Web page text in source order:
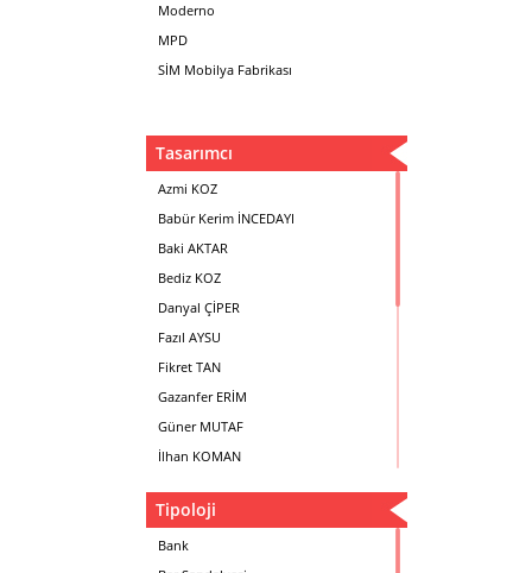
Moderno
MPD
SİM Mobilya Fabrikası
Tasarımcı
Azmi KOZ
Babür Kerim İNCEDAYI
Baki AKTAR
Bediz KOZ
Danyal ÇİPER
Fazıl AYSU
Fikret TAN
Gazanfer ERİM
Güner MUTAF
İlhan KOMAN
Metin Atabey ATA
Minas BOYACIYAN
Tipoloji
Bank